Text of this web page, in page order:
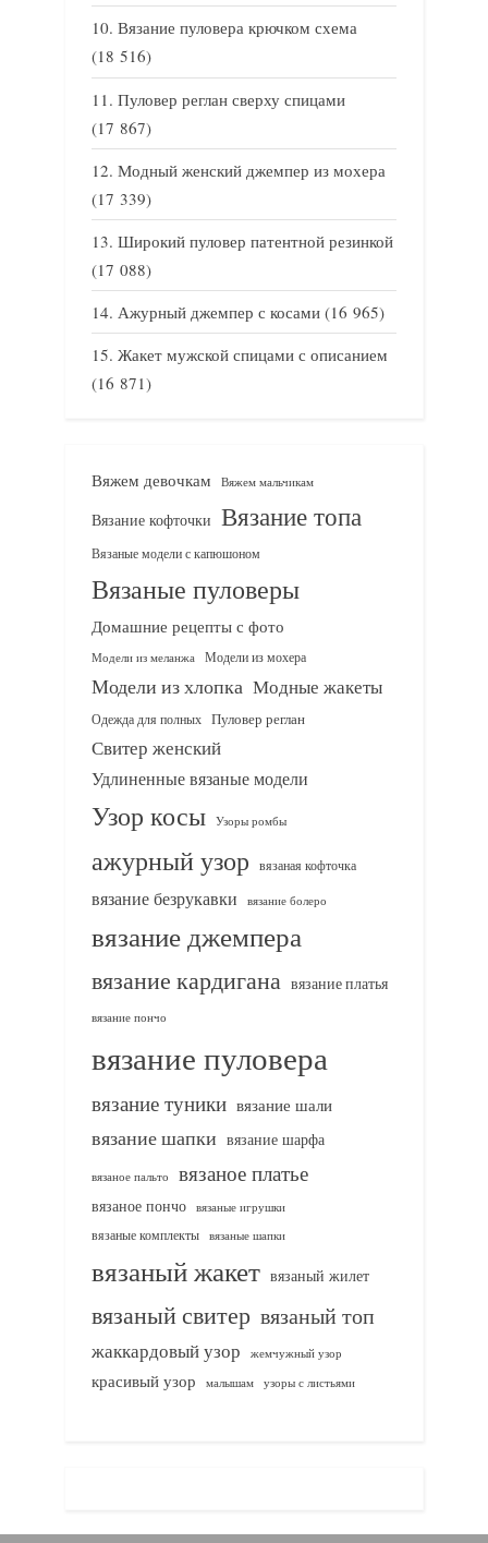
Вязание пуловера крючком схема
(18 516)
Пуловер реглан сверху спицами
(17 867)
Модный женский джемпер из мохера
(17 339)
Широкий пуловер патентной резинкой
(17 088)
Ажурный джемпер с косами (16 965)
Жакет мужской спицами с описанием
(16 871)
Вяжем девочкам Вяжем мальчикам
Вязание кофточки Вязание топа
Вязаные модели с капюшоном
Вязаные пуловеры
Домашние рецепты с фото
Модели из меланжа Модели из мохера
Модели из хлопка Модные жакеты
Одежда для полных Пуловер реглан
Свитер женский
Удлиненные вязаные модели
Узор косы Узоры ромбы
ажурный узор вязаная кофточка
вязание безрукавки вязание болеро
вязание джемпера
вязание кардигана вязание платья
вязание пончо
вязание пуловера
вязание туники вязание шали
вязание шапки вязание шарфа
вязаное пальто вязаное платье
вязаное пончо вязаные игрушки
вязаные комплекты
вязаные шапки
вязаный жакет вязаный жилет
вязаный свитер вязаный топ
жаккардовый узор жемчужный узор
красивый узор малышам узоры с листьями